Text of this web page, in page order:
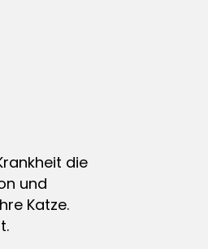
die
und
Katze.